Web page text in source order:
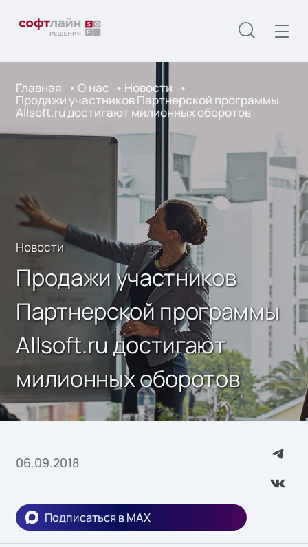
Главная О нас Новости
Продажи участников Партнерской программы
Allsoft.ru достигают милионных оборотов
Новости
Продажи участников
Партнерской программы
Allsoft.ru достигают
милионных оборотов
06.09.2018
Подписаться в MAX